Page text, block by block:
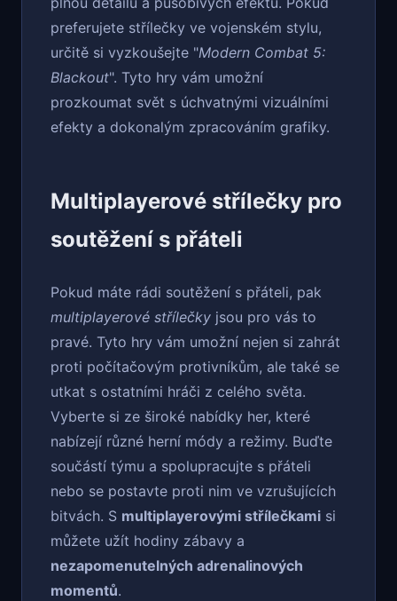
preferujete střílečky ve vojenském stylu,
určitě si vyzkoušejte "Modern Combat 5:
Blackout". Tyto hry vám umožní
prozkoumat svět s úchvatnými vizuálními
efekty a dokonalým zpracováním grafiky.
Multiplayerové střílečky pro
soutěžení s přáteli
Pokud máte rádi soutěžení s přáteli, pak
multiplayerové střílečky jsou pro vás to
pravé. Tyto hry vám umožní nejen si zahrát
proti počítačovým protivníkům, ale také se
utkat s ostatními hráči z celého světa.
Vyberte si ze široké nabídky her, které
nabízejí různé herní módy a režimy. Buďte
součástí týmu a spolupracujte s přáteli
nebo se postavte proti nim ve vzrušujících
bitvách. S multiplayerovými střílečkami si
můžete užít hodiny zábavy a
nezapomenutelných adrenalinových
momentů.